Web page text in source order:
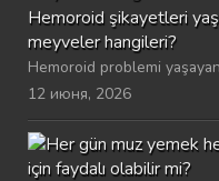
Hemoroid şikayetleri
meyveler hangileri?
Hemoroid problemi
12 июня, 2026